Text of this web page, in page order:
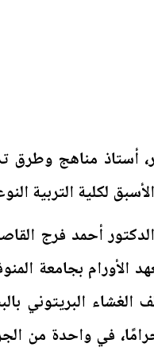
أستاذ مناهج وطرق
لكلية التربية
أحمد فرج
الأورام بجامعة
من 30 كيلوجرامًا، في